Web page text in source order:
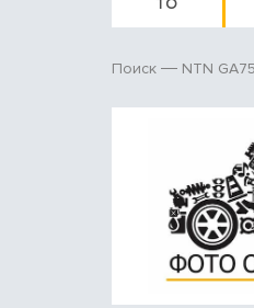
ТО
Поиск NTN